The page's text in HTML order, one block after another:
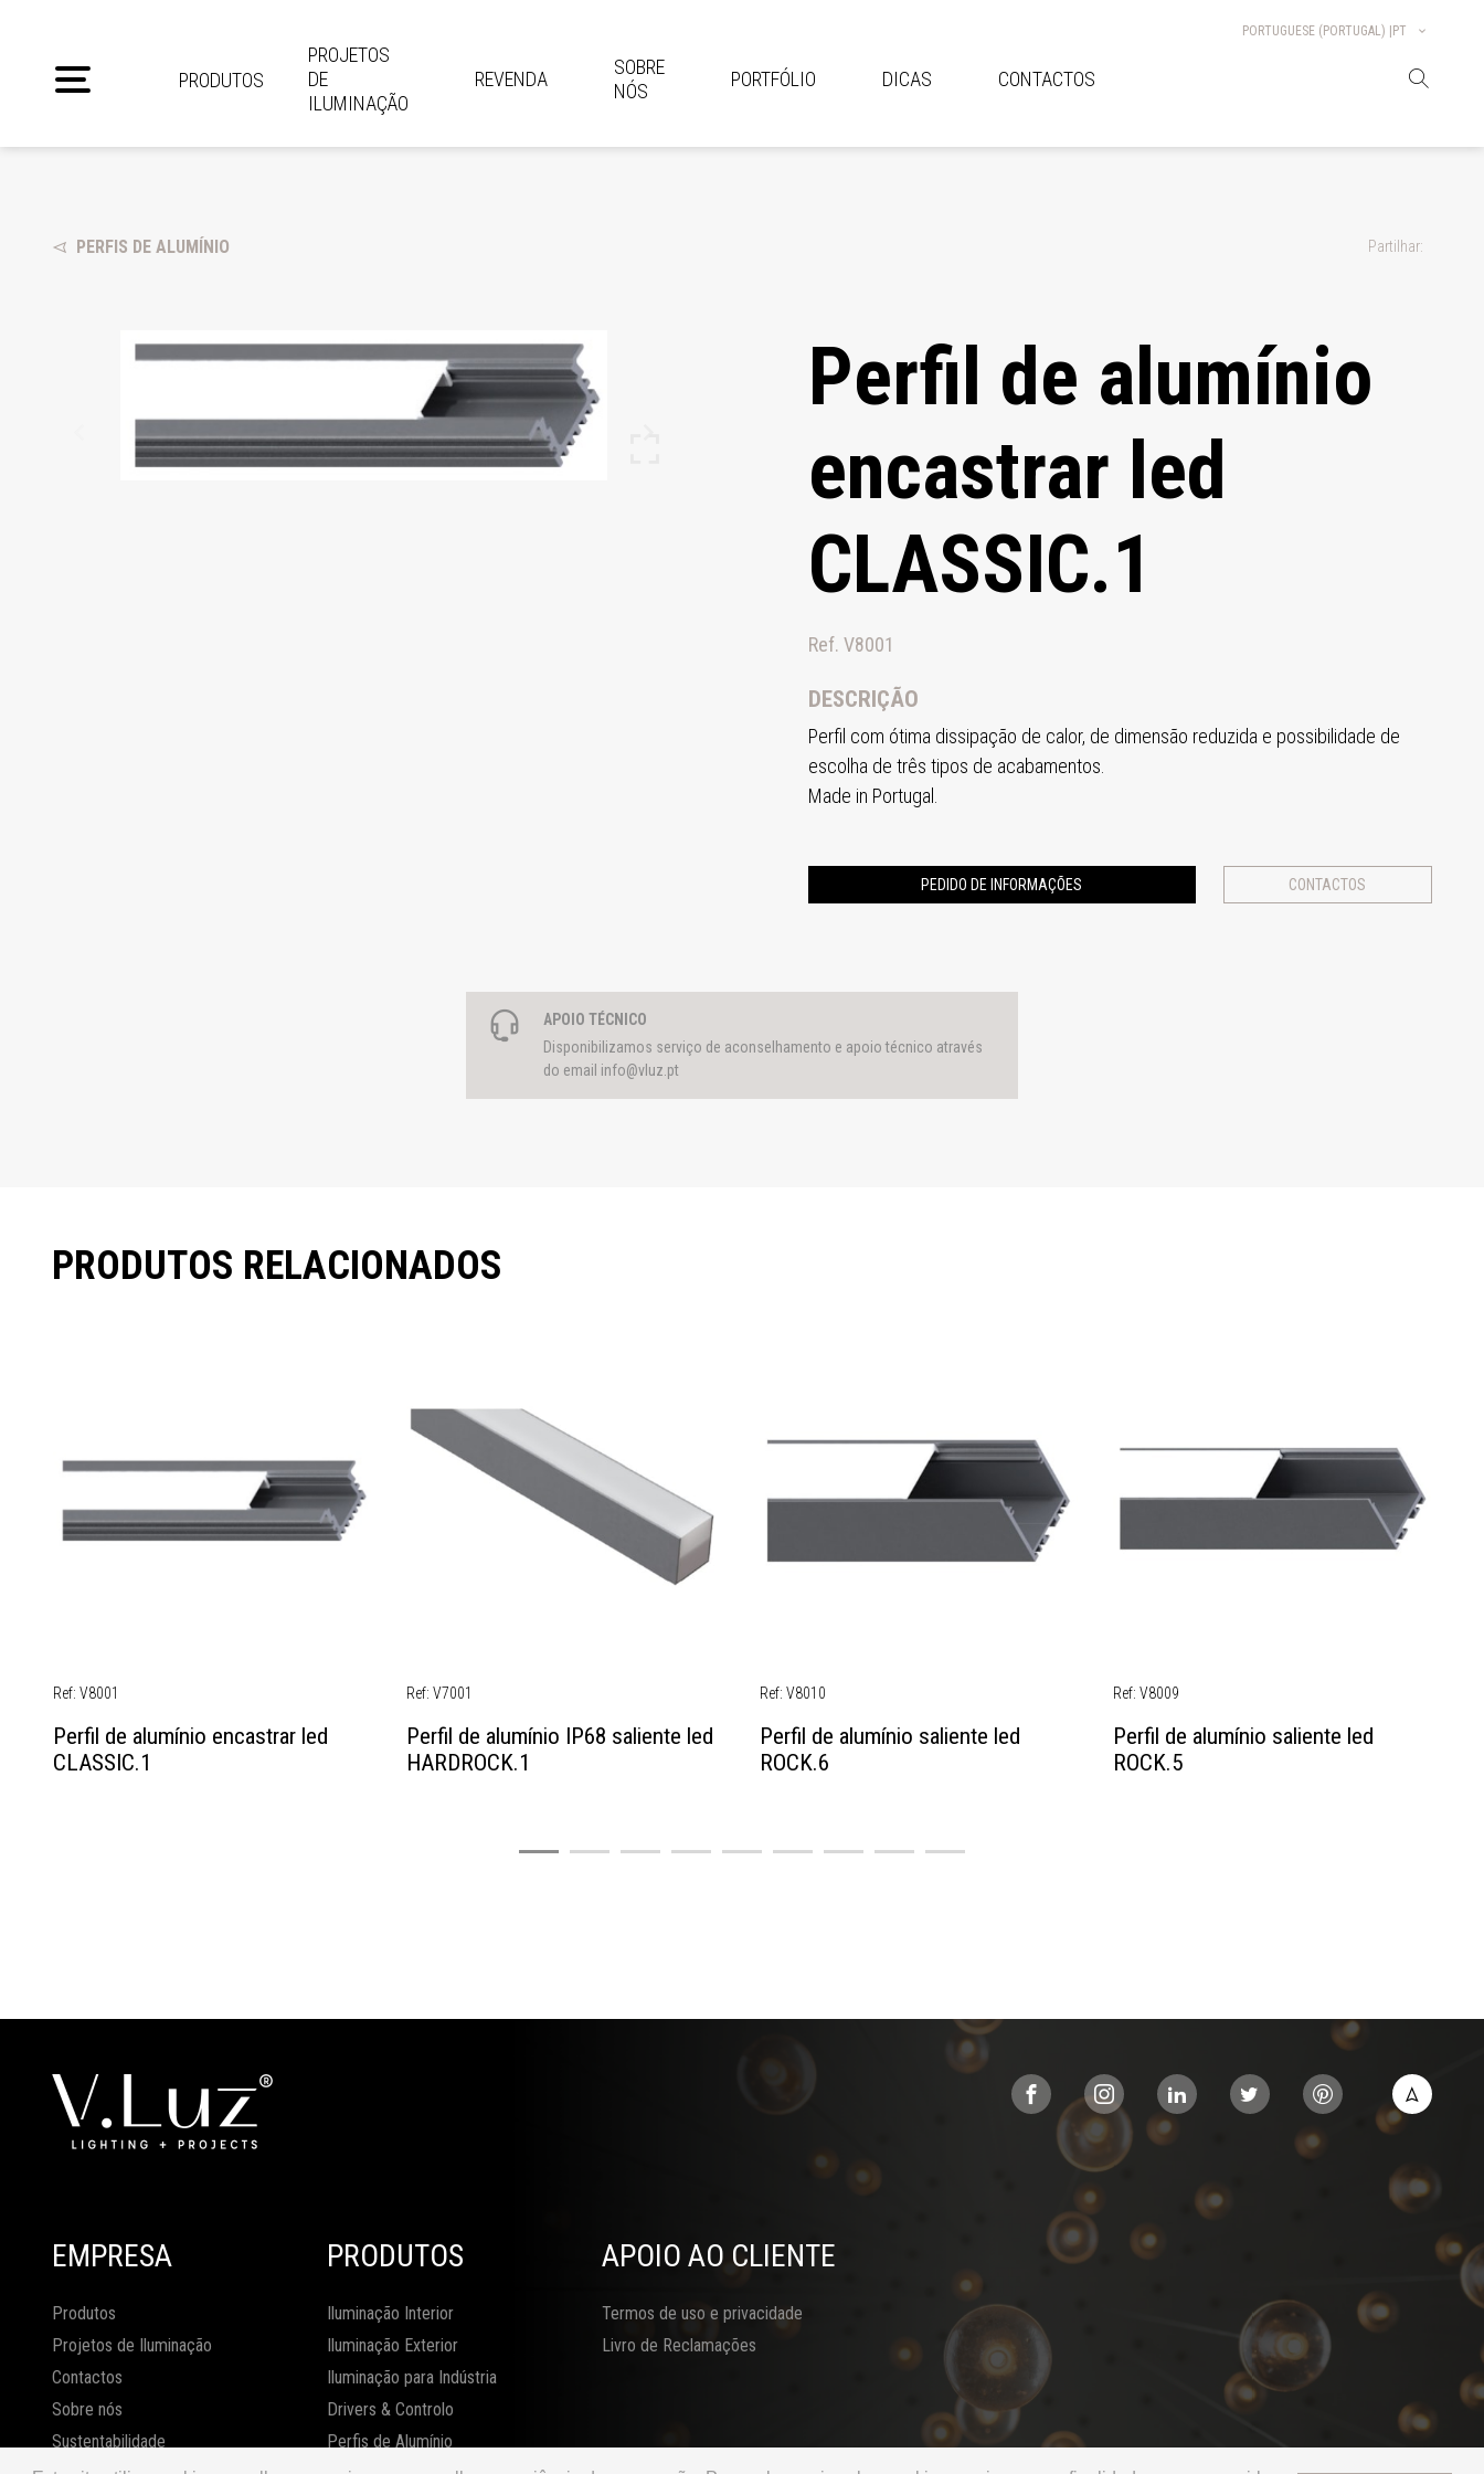
PORTUGUESE (PORTUGAL) |PT
PRODUTOS
PROJETOS
DE
ILUMINAÇÃO
REVENDA
SOBRE
NÓS
PORTFÓLIO DICAS CONTACTOS
PERFIS DE ALUMÍNIO Partilhar:
Perfil de alumínio
encastrar led
CLASSIC.1
Ref. V8001
DESCRIÇÃO
Perfil com ótima dissipação de calor, de dimensão reduzida e possibilidade de
escolha de três tipos de acabamentos.
Made in Portugal.
PEDIDO DE INFORMAÇÕES CONTACTOS
APOIO TÉCNICO
Disponibilizamos serviço de aconselhamento e apoio técnico através
do email info@vluz.pt
PRODUTOS RELACIONADOS
Ref: V8001
Perfil de alumínio encastrar led
CLASSIC.1
Ref: V7001
Perfil de alumínio IP68 saliente led
HARDROCK.1
Ref: V8010
Perfil de alumínio saliente led
ROCK.6
Ref: V8009
Perfil de alumínio saliente led
ROCK.5
EMPRESA
Produtos
Projetos de Iluminação
Contactos
Sobre nós
Sustentabilidade
PRODUTOS
Iluminação Interior
Iluminação Exterior
Iluminação para Indústria
Drivers & Controlo
Perfis de Alumínio
APOIO AO CLIENTE
Termos de uso e privacidade
Livro de Reclamações